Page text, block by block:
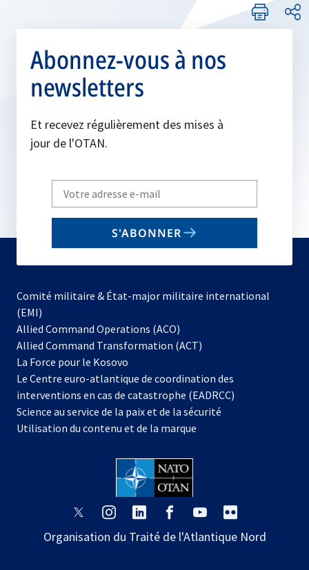
Abonnez-vous à nos
newsletters
Et recevez régulièrement des mises à
jour de l'OTAN.
Write
your
email
S'ABONNER
Comité militaire & État-major militaire international
(EMI)
Allied Command Operations (ACO)
dans
nouvel
onglet
Allied Command Transformation (ACT)
La Force pour le Kosovo
dans
un
nouvel
onglet
Le Centre euro-atlantique de coordination des
interventions en cas de catastrophe (EADRCC)
Science au service de la paix et de la sécurité
Utilisation du contenu et de la marque
s’ouvre
un
s’ouvre
un
s’ouvre
un
s’ouvre
un
s’ouvre
un
un
Organisation du Traité de l'Atlantique Nord